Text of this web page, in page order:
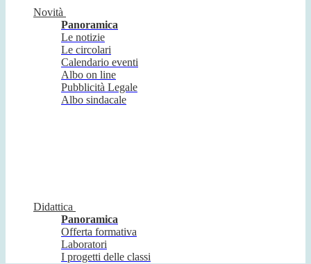
Novità
Panoramica
Le notizie
Le circolari
Calendario eventi
Albo on line
Pubblicità Legale
Albo sindacale
Didattica
Panoramica
Offerta formativa
Laboratori
I progetti delle classi